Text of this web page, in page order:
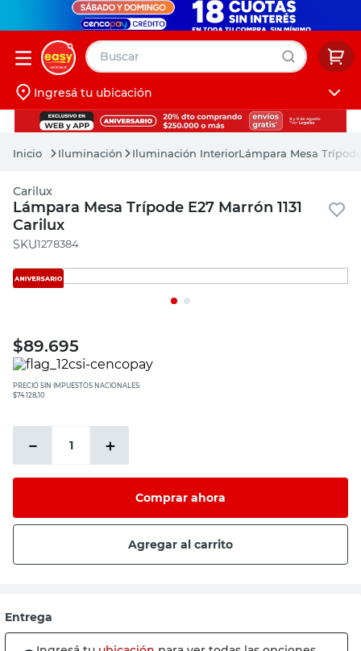
Buscar
Iniciá sesión
Ingresá tu ubicación
Iluminación Iluminación InteriorLámpara Mesa
Carilux
Lámpara Mesa Trípode E27 Marrón 1131
Carilux
:1278384
$89.695
PRECIO SIN IMPUESTOS NACIONALES:
$74.128,10
＋
－
Comprar ahora
Agregar al carrito
Entrega
muebles
escritorio
puertas
ceramica
muebles
pintura
escritorio
puertas
placard